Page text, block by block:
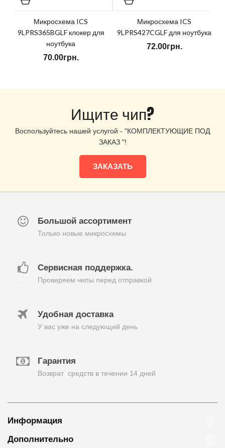
Микросхема ICS
9LPRS365BGLF клокер для
ноутбука
70.00грн.
Микросхема ICS
9LPRS427CGLF для ноутбука
72.00грн.
Ищите чип?
Воспользуйтесь нашей услугой - "КОМПЛЕКТУЮЩИЕ ПОД
ЗАКАЗ "!
ЗАКАЗАТЬ
Большой ассортимент
Только новые микросхемы
Сервисная поддержка.
Проверяем чипы перед отправкой
Удобная доставка
У вас уже на следующий день
Гарантия
Возврат средств в течении 14 дней
Информация
Дополнительно